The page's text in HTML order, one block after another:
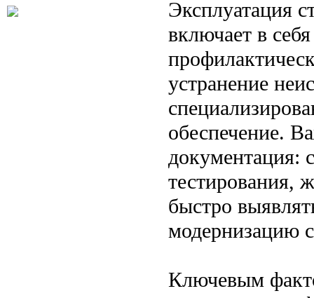
Эксплуатация
включает в
устранение
обеспечение.
документация:
тестирования,
быстро
модернизацию
Ключевым